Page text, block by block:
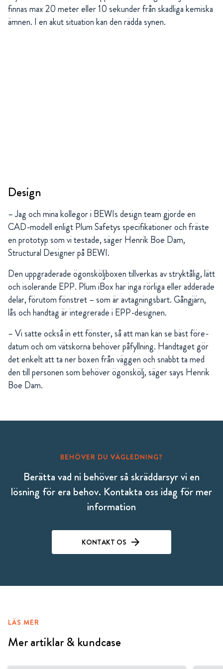
finnas max 20 meter eller 10 sekunder från skadliga kemiska
ämnen. I en akut situation kan den rädda synen.
Design
– Jag och mina kollegor i BEWIs design team gjorde en
CAD-modell enligt Plum Safetys specifikationer och fräste
en prototyp som vi testade, säger Henrik Boe Dam,
Structural Designer på BEWI.
Den uppgraderade ögonsköljboxen tillverkas av stryktålig, lätt
och isolerande EPP. Plum iBox har inga rörliga eller adderade
delar, förutom fönstret – som är avtagningsbart. Gångjärn,
lås och handtag är integrerade i EPP-designen.
– Vi satte också in ett fönster, så att man kan se bäst före-
datum och om vätskorna behöver påfyllning. Handtaget gör
det enkelt att ta ner boxen från väggen och snabbt ta med
den till personen som behöver ögonskölj, säger says Henrik
Boe Dam.
BEHÖVER DU VÄGLEDNING?
Berätta vad ni behöver så skräddarsyr vi en
lösning för era behov. Kontakta oss idag för mer
information
KONTAKT OS
LÄS MER
Mer artiklar & kundcase